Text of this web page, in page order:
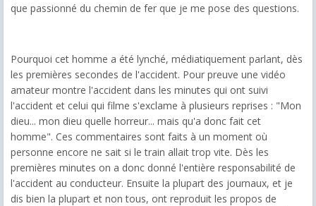
que passionné du chemin de fer que je me pose des questions.
Pourquoi cet homme a été lynché, médiatiquement parlant, dès
les premières secondes de l'accident. Pour preuve une vidéo
amateur montre l'accident dans les minutes qui ont suivi
l'accident et celui qui filme s'exclame à plusieurs reprises : "Mon
dieu... mon dieu quelle horreur... mais qu'a donc fait cet
homme". Ces commentaires sont faits à un moment où
personne encore ne sait si le train allait trop vite. Dès les
premières minutes on a donc donné l'entière responsabilité de
l'accident au conducteur. Ensuite la plupart des journaux, et je
dis bien la plupart et non tous, ont reproduit les propos de